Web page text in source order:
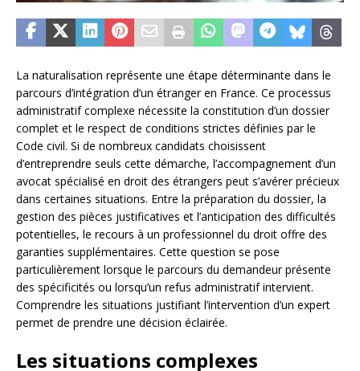
La naturalisation représente une étape déterminante dans le
parcours d’intégration d’un étranger en France. Ce processus
administratif complexe nécessite la constitution d’un dossier
complet et le respect de conditions strictes définies par le
Code civil. Si de nombreux candidats choisissent
d’entreprendre seuls cette démarche, l’accompagnement d’un
avocat spécialisé en droit des étrangers peut s’avérer précieux
dans certaines situations. Entre la préparation du dossier, la
gestion des pièces justificatives et l’anticipation des difficultés
potentielles, le recours à un professionnel du droit offre des
garanties supplémentaires. Cette question se pose
particulièrement lorsque le parcours du demandeur présente
des spécificités ou lorsqu’un refus administratif intervient.
Comprendre les situations justifiant l’intervention d’un expert
permet de prendre une décision éclairée.
Les situations complexes